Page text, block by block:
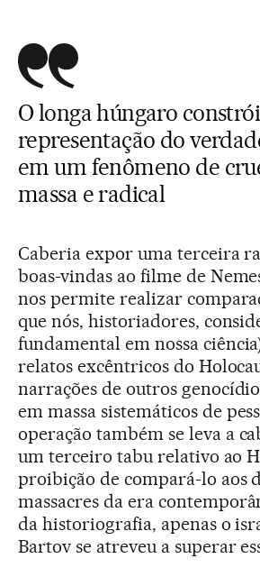
O longa húngaro
representação do
em um fenômeno de
massa e radical
Caberia expor uma terceira
boas-vindas ao filme de
nos permite realizar
que nós, historiadores,
fundamental em nossa
relatos excêntricos do
narrações de outros
em massa sistemáticos de
operação também se leva a
um terceiro tabu relativo ao
proibição de compará-lo aos
massacres da era
da historiografia, apenas o
Bartov se atreveu a superar